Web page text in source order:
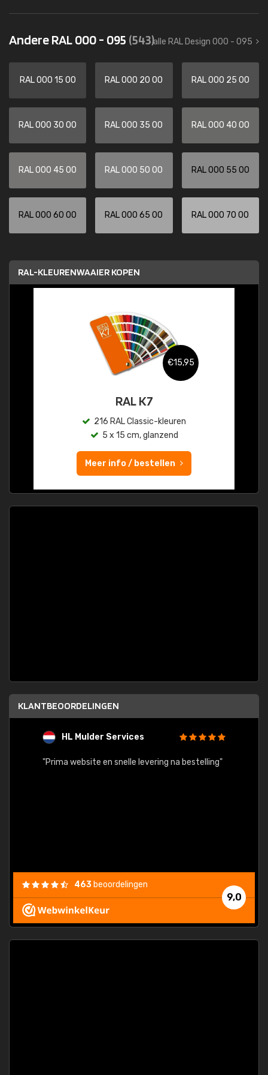
Andere RAL 000 - 095 (543)alle RAL Design 000 - 095
RAL 000 15 00 RAL 000 20 00 RAL 000 25 00
RAL 000 30 00 RAL 000 35 00 RAL 000 40 00
RAL 000 45 00 RAL 000 50 00 RAL 000 55 00
RAL 000 60 00 RAL 000 65 00 RAL 000 70 00
RAL-KLEURENWAAIER KOPEN
€15,95
RAL K7
216 RAL Classic-kleuren
5 x 15 cm, glanzend
Meer info / bestellen
KLANTBEOORDELINGEN
HL Mulder Services
"Prima website en snelle levering na bestelling"
9,0
463 beoordelingen